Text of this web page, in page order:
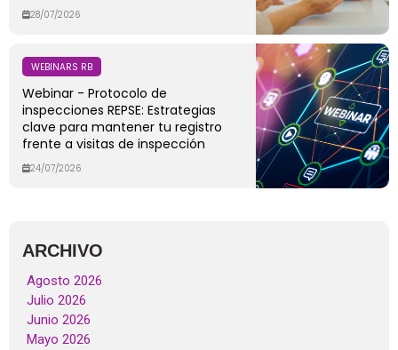
28/07/2026
WEBINARS RB
Webinar - Protocolo de
inspecciones REPSE: Estrategias
clave para mantener tu registro
frente a visitas de inspección
24/07/2026
ARCHIVO
Agosto 2026
Julio 2026
Junio 2026
Mayo 2026